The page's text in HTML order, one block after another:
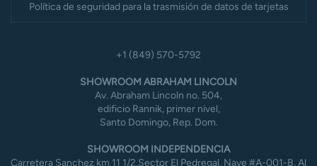
Política de seguridad para la trasmisión de datos de tarjetas
+1 (849) 570-5792
SHOWROOM ABRAHAM LINCOLN
Av. Abraham Lincoln no. 504,
edificio Rannik, primer nivel,
Santo Domingo, Rep. Dom.
SHOWROOM INDEPENDENCIA
Carretera Sanchez km 11 1/2,Sector El Pedregal, Nave #A-001-B, Al